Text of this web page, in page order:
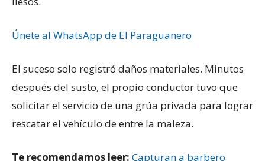
Únete al WhatsApp de El Paraguanero
El suceso solo registró daños materiales. Minutos
después del susto, el propio conductor tuvo que
solicitar el servicio de una grúa privada para lograr
rescatar el vehículo de entre la maleza.
Te recomendamos leer: Capturan a barbero